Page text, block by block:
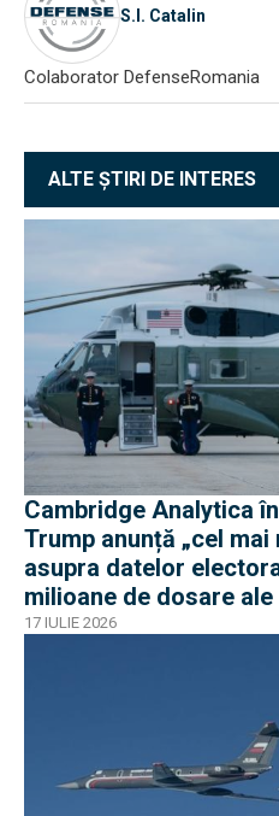
S.I. Catalin
Colaborator DefenseRomania
ALTE ȘTIRI DE INTERES
Cambridge Analytica
Trump anunță „cel
asupra datelor
milioane de dosare
americani
17 IULIE 2026